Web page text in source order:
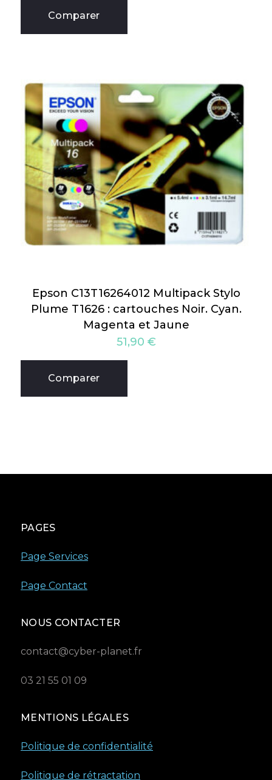
Comparer
Epson C13T16264012 Multipack Stylo
Plume T1626 : cartouches Noir. Cyan.
Magenta et Jaune
51,90 €
Comparer
PAGES
Page Services
Page Contact
NOUS CONTACTER
contact@cyber-planet.fr
03 21 55 01 09
MENTIONS LÉGALES
Politique de confidentialité
Politique de rétractation